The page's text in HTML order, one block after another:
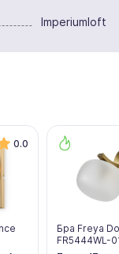
Imperiumloft
0.0
Бра Freya
FR5444WL-